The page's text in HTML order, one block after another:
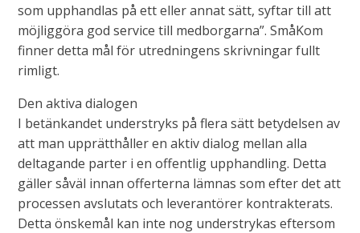
som upphandlas på ett eller annat sätt, syftar till att
möjliggöra god service till medborgarna”. SmåKom
finner detta mål för utredningens skrivningar fullt
rimligt.
Den aktiva dialogen
I betänkandet understryks på flera sätt betydelsen av
att man upprätthåller en aktiv dialog mellan alla
deltagande parter i en offentlig upphandling. Detta
gäller såväl innan offerterna lämnas som efter det att
processen avslutats och leverantörer kontrakterats.
Detta önskemål kan inte nog understrykas eftersom